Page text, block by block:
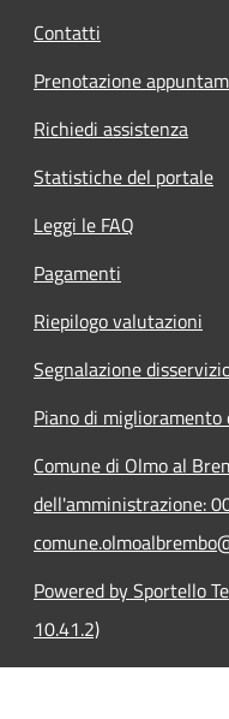
Contatti
Prenotazione
Richiedi assistenza
Statistiche del portale
Leggi le FAQ
Pagamenti
Riepilogo valutazioni
Segnalazione
Piano di miglioramento
Comune di Olmo al
dell'amministrazione:
Powered by Sportello
10.41.2)